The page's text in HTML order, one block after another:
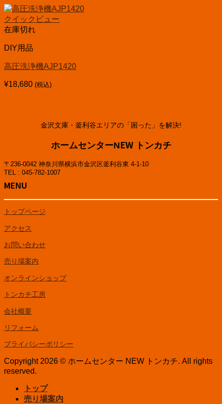
クイックビュー
在庫切れ
DIY用品
高圧洗浄機AJP1420
¥18,680 (税込)
金沢文庫・釜利谷エリアの「困った」を解決!
ホームセンターNEW トンカチ
〒236-0042 神奈川県横浜市金沢区釜利谷東 4-1-10
TEL : 045-782-1007
MENU
トップページ
アクセス
お問い合わせ
売り場案内
オンラインショップ
トンカチ工房
会社概要
リフォーム
プライバシーポリシー
Copyright 2026 © ホームセンター NEW トンカチ. All rights
reserved.
トップ
売り場案内